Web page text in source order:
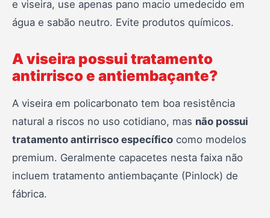
e viseira, use apenas pano macio umedecido em
água e sabão neutro. Evite produtos químicos.
A viseira possui tratamento
antirrisco e antiembaçante?
A viseira em policarbonato tem boa resistência
natural a riscos no uso cotidiano, mas não possui
tratamento antirrisco específico como modelos
premium. Geralmente capacetes nesta faixa não
incluem tratamento antiembaçante (Pinlock) de
fábrica.